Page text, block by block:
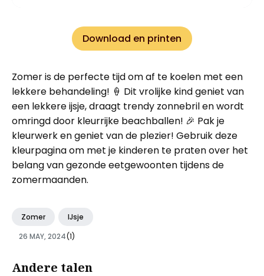
Download en printen
Zomer is de perfecte tijd om af te koelen met een
lekkere behandeling! 🍦 Dit vrolijke kind geniet van
een lekkere ijsje, draagt trendy zonnebril en wordt
omringd door kleurrijke beachballen! 🎉 Pak je
kleurwerk en geniet van de plezier! Gebruik deze
kleurpagina om met je kinderen te praten over het
belang van gezonde eetgewoonten tijdens de
zomermaanden.
Zomer
IJsje
26 MAY, 2024(1)
Andere talen